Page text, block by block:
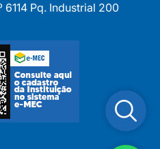
6114 Pq. Industrial 200